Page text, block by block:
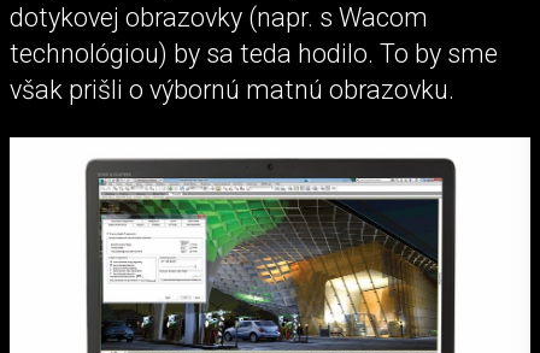
dotykovej obrazovky (napr. s Wacom
technológiou) by sa teda hodilo. To by sme
však prišli o výbornú matnú obrazovku.